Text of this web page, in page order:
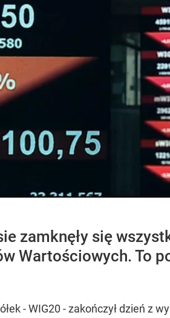
zamknęły się
Wartościowych. To
- WIG20 - zakończył dzień z